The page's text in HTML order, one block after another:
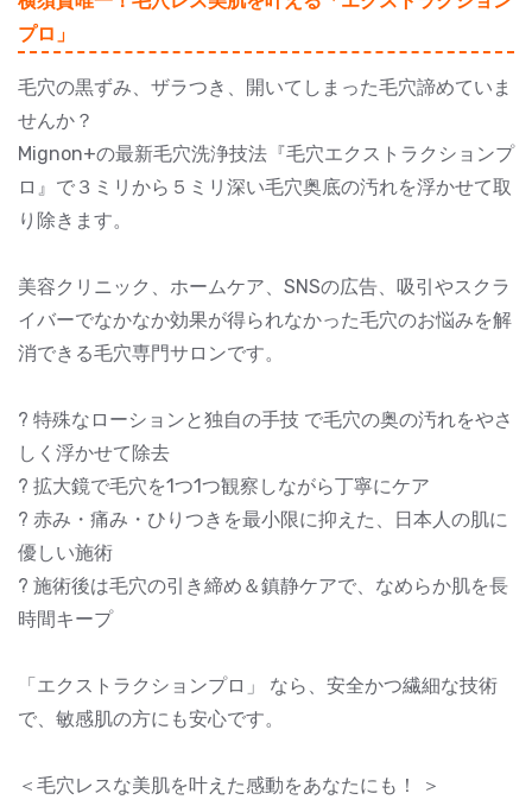
プロ」
毛穴の黒ずみ、ザラつき、開いてしまった毛穴諦めていま
せんか？
Mignon+の最新毛穴洗浄技法『毛穴エクストラクションプ
ロ』で３ミリから５ミリ深い毛穴奥底の汚れを浮かせて取
り除きます。
美容クリニック、ホームケア、SNSの広告、吸引やスクラ
イバーでなかなか効果が得られなかった毛穴のお悩みを解
消できる毛穴専門サロンです。
? 特殊なローションと独自の手技 で毛穴の奥の汚れをやさ
しく浮かせて除去
? 拡大鏡で毛穴を1つ1つ観察しながら丁寧にケア
? 赤み・痛み・ひりつきを最小限に抑えた、日本人の肌に
優しい施術
? 施術後は毛穴の引き締め＆鎮静ケアで、なめらか肌を長
時間キープ
「エクストラクションプロ」 なら、安全かつ繊細な技術
で、敏感肌の方にも安心です。
＜毛穴レスな美肌を叶えた感動をあなたにも！ ＞